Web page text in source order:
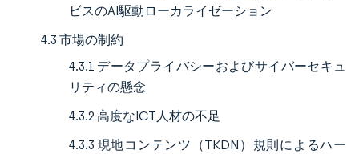
ビスのAI駆動ローカライゼーション
4.3 市場の制約
4.3.1 データプライバシーおよびサイバーセキュ
リティの懸念
4.3.2 高度なICT人材の不足
4.3.3 現地コンテンツ（TKDN）規則によるハー